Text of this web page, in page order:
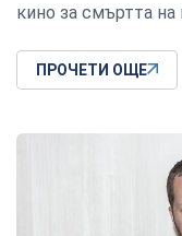
кино за смъртта на
ПРОЧЕТИ ОЩЕ